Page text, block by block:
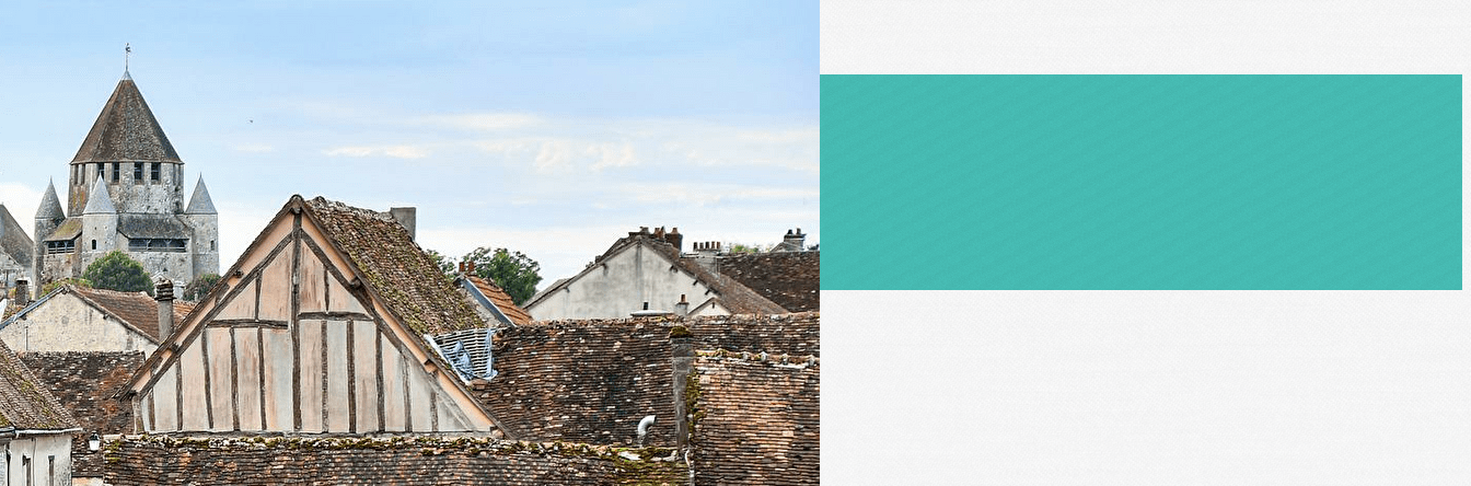
Exporter toutes les colonnes
Exporter uniquement les colonnes affichées
Menu
?>
Images de la page d'accueil
Cliquez pour éditer
Texte, bouton et/ou inscription à la newsletter
Cliquez pour éditer